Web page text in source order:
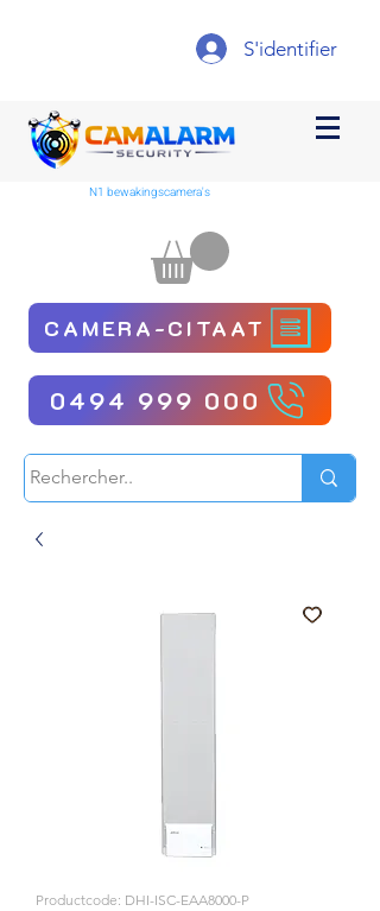
S'identifier
N1 bewakingscamera's
CAMERA-CITAAT
0494 999 000
Productcode: DHI-ISC-EAA8000-P